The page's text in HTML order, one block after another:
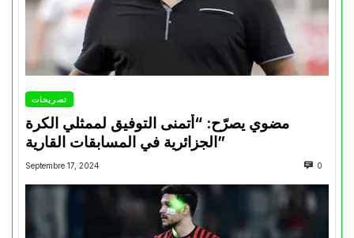
تصريحات
مضوي يصرّح: “أتمنى التوفيق لممثلي الكرة
الجزائرية في المسابقات القارية”
Septembre 17, 2024 0